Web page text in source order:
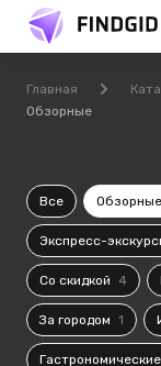
Главная
Обзорные
Все Обзорные
Экспресс-
Со скидкой 4
За городом 1
Гастрономические